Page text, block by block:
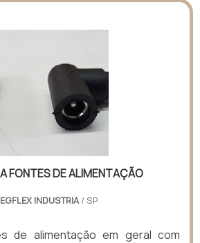
FONTES DE ALIMENTAÇÃO
INDUSTRIA/ SP
de alimentação em geral com